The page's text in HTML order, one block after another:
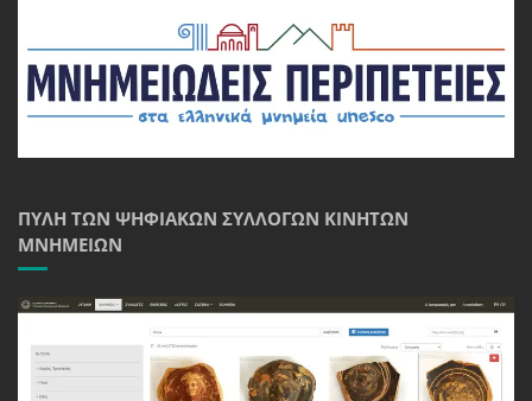
ΠΎΛΗ ΤΩΝ ΨΗΦΙΑΚΏΝ ΣΥΛΛΟΓΏΝ ΚΙΝΗΤΏΝ
ΜΝΗΜΕΊΩΝ